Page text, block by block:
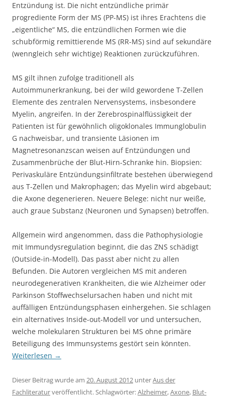
Entzündung ist. Die nicht entzündliche primär
progrediente Form der MS (PP-MS) ist ihres Erachtens die
„eigentliche“ MS, die entzündlichen Formen wie die
schubförmig remittierende MS (RR-MS) sind auf sekundäre
(wenngleich sehr wichtige) Reaktionen zurückzuführen.
MS gilt ihnen zufolge traditionell als
Autoimmunerkrankung, bei der wild gewordene T-Zellen
Elemente des zentralen Nervensystems, insbesondere
Myelin, angreifen. In der Zerebrospinalflüssigkeit der
Patienten ist für gewöhnlich oligoklonales Immunglobulin
G nachweisbar, und transiente Läsionen im
Magnetresonanzscan weisen auf Entzündungen und
Zusammenbrüche der Blut-Hirn-Schranke hin. Biopsien:
Perivaskuläre Entzündungsinfiltrate bestehen überwiegend
aus T-Zellen und Makrophagen; das Myelin wird abgebaut;
die Axone degenerieren. Neuere Belege: nicht nur weiße,
auch graue Substanz (Neuronen und Synapsen) betroffen.
Allgemein wird angenommen, dass die Pathophysiologie
mit Immundysregulation beginnt, die das ZNS schädigt
(Outside-in-Modell). Das passt aber nicht zu allen
Befunden. Die Autoren vergleichen MS mit anderen
neurodegenerativen Krankheiten, die wie Alzheimer oder
Parkinson Stoffwechselursachen haben und nicht mit
auffälligen Entzündungsphasen einhergehen. Sie schlagen
ein alternatives Inside-out-Modell vor und untersuchen,
welche molekularen Strukturen bei MS ohne primäre
Beteiligung des Immunsystems gestört sein könnten.
Weiterlesen →
Dieser Beitrag wurde am 20. August 2012 unterAus der
Fachliteraturveröffentlicht. Schlagwörter:Alzheimer,Axone, Blut-